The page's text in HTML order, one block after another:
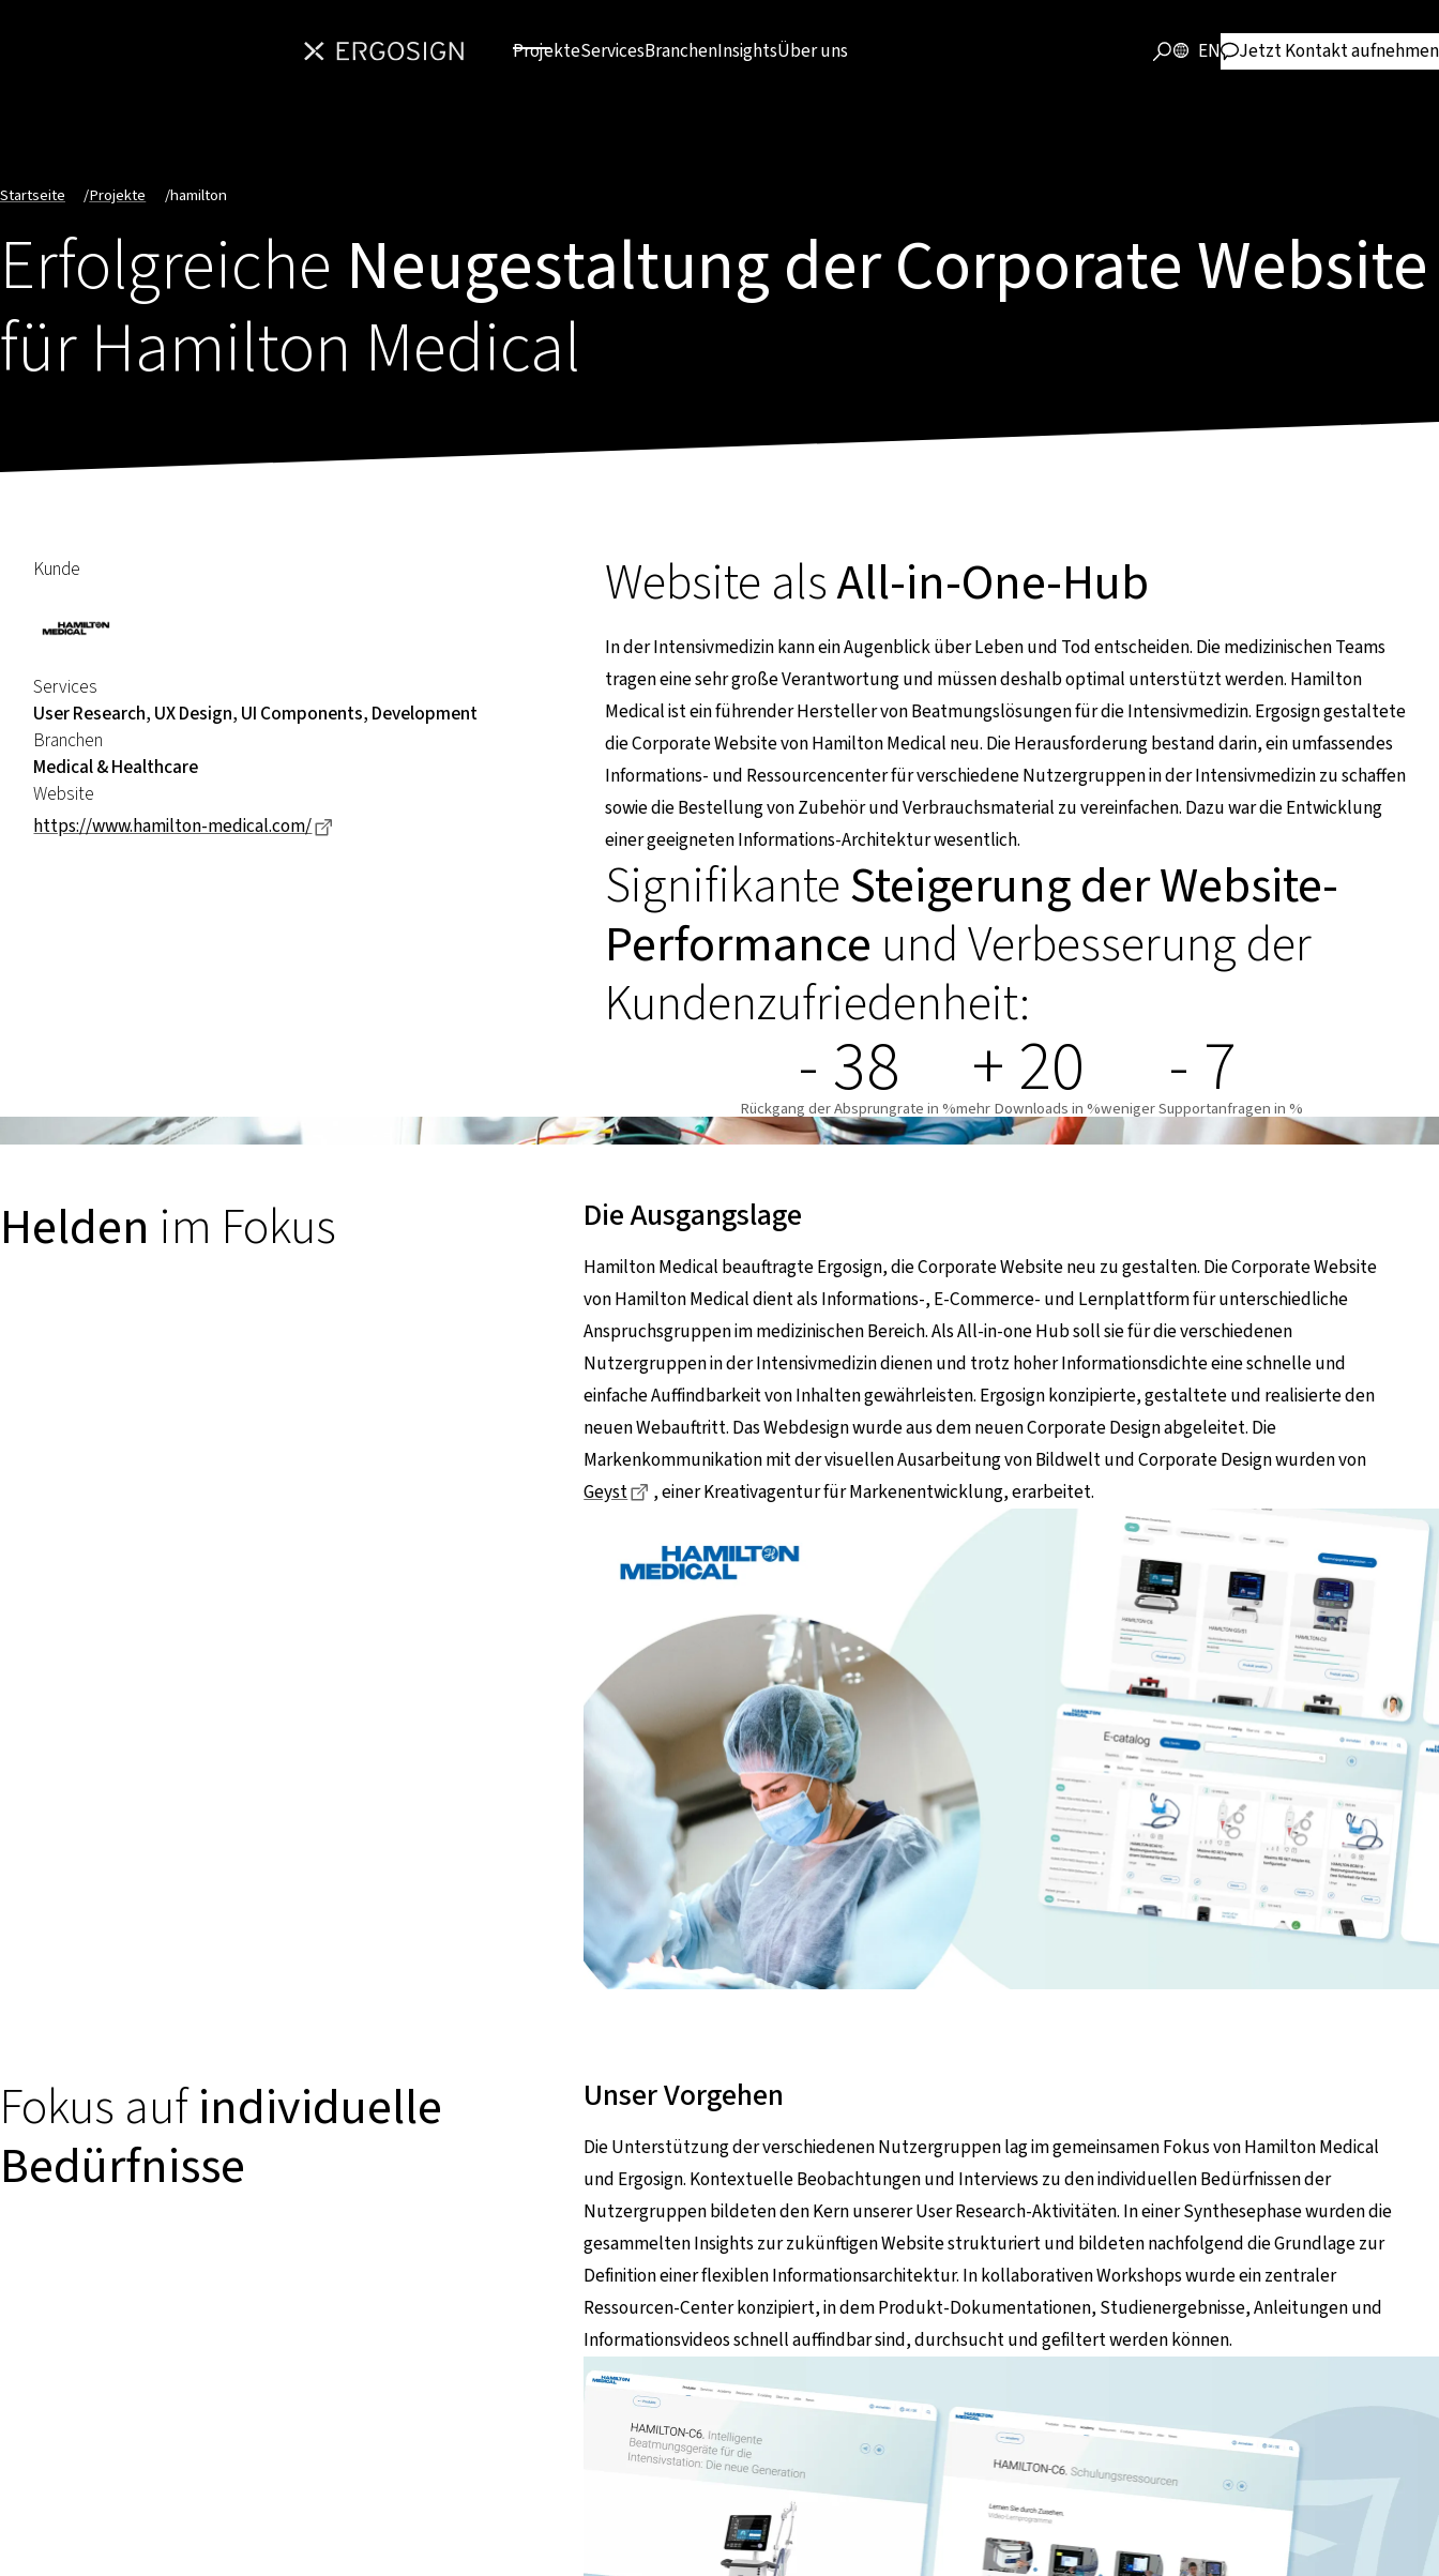
ProjekteServicesBranchenInsightsÜber uns EN Jetzt Kontakt aufnehmen
Startseite /Projekte /hamilton
Erfolgreiche Neugestaltung der Corporate Website
für Hamilton Medical
Kunde
Services
User Research, UX Design, UI Components, Development
Branchen
Medical & Healthcare
Website
https://www.hamilton-medical.com/
Dieser Link führt zu einer externen Seite
Website alsAll-in-One-Hub
In der Intensivmedizin kann ein Augenblick über Leben und Tod entscheiden. Die medizinischen Teams
tragen eine sehr große Verantwortung und müssen deshalb optimal unterstützt werden. Hamilton
Medical ist ein führender Hersteller von Beatmungslösungen für die Intensivmedizin. Ergosign gestaltete
die Corporate Website von Hamilton Medical neu. Die Herausforderung bestand darin, ein umfassendes
Informations- und Ressourcencenter für verschiedene Nutzergruppen in der Intensivmedizin zu schaffen
sowie die Bestellung von Zubehör und Verbrauchsmaterial zu vereinfachen. Dazu war die Entwicklung
einer geeigneten Informations-Architektur wesentlich.
SignifikanteSteigerung der Website-
Performance und Verbesserung der
Kundenzufriedenheit:
- 38
Rückgang der Absprungrate in % + 20
mehr Downloads in % - 7
weniger Supportanfragen in %
Helden im Fokus Die Ausgangslage
Hamilton Medical beauftragte Ergosign, die Corporate Website neu zu gestalten. Die Corporate Website
von Hamilton Medical dient als Informations-, E-Commerce- und Lernplattform für unterschiedliche
Anspruchsgruppen im medizinischen Bereich. Als All-in-one Hub soll sie für die verschiedenen
Nutzergruppen in der Intensivmedizin dienen und trotz hoher Informationsdichte eine schnelle und
einfache Auffindbarkeit von Inhalten gewährleisten. Ergosign konzipierte, gestaltete und realisierte den
neuen Webauftritt. Das Webdesign wurde aus dem neuen Corporate Design abgeleitet. Die
Markenkommunikation mit der visuellen Ausarbeitung von Bildwelt und Corporate Design wurden von
Geyst
Dieser Link führt zu einer externen Seite
, einer Kreativagentur für Markenentwicklung, erarbeitet.
Fokus aufindividuelle
Bedürfnisse
Unser Vorgehen
Die Unterstützung der verschiedenen Nutzergruppen lag im gemeinsamen Fokus von Hamilton Medical
und Ergosign. Kontextuelle Beobachtungen und Interviews zu den individuellen Bedürfnissen der
Nutzergruppen bildeten den Kern unserer User Research-Aktivitäten. In einer Synthesephase wurden die
gesammelten Insights zur zukünftigen Website strukturiert und bildeten nachfolgend die Grundlage zur
Definition einer flexiblen Informationsarchitektur. In kollaborativen Workshops wurde ein zentraler
Ressourcen-Center konzipiert, in dem Produkt-Dokumentationen, Studienergebnisse, Anleitungen und
Informationsvideos schnell auffindbar sind, durchsucht und gefiltert werden können.